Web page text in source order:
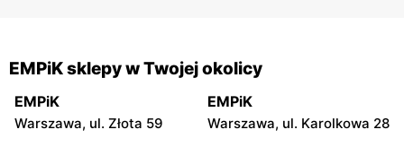
EMPiK sklepy w Twojej okolicy
EMPiK
Warszawa, ul. Złota 59
EMPiK
Warszawa, ul. Karolkowa 28